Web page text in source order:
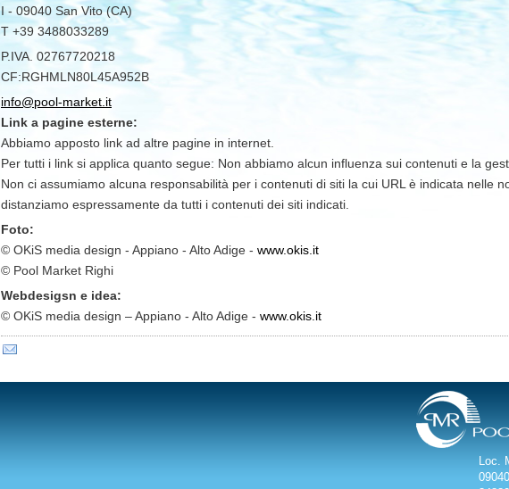
I - 09040 San Vito (CA)
T +39 3488033289
P.IVA. 02767720218
CF:RGHMLN80L45A952B
info@pool-market.it
Link a pagine esterne:
Abbiamo apposto link ad altre pagine in internet.
Per tutti i link si applica quanto segue: Non abbiamo alcun influenza sui contenuti e la
Non ci assumiamo alcuna responsabilità per i contenuti di siti la cui URL è indicata nelle
distanziamo espressamente da tutti i contenuti dei siti indicati.
Foto:
© OKiS media design - Appiano - Alto Adige - www.okis.it
© Pool Market Righi
Webdesigsn e idea:
© OKiS media design – Appiano - Alto Adige - www.okis.it
Loc.